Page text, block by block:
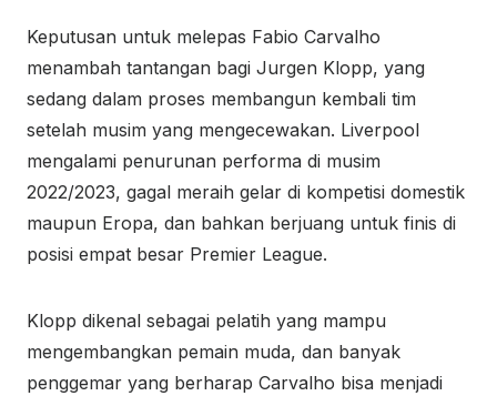
Keputusan untuk melepas Fabio Carvalho
menambah tantangan bagi Jurgen Klopp, yang
sedang dalam proses membangun kembali tim
setelah musim yang mengecewakan. Liverpool
mengalami penurunan performa di musim
2022/2023, gagal meraih gelar di kompetisi domestik
maupun Eropa, dan bahkan berjuang untuk finis di
posisi empat besar Premier League.
Klopp dikenal sebagai pelatih yang mampu
mengembangkan pemain muda, dan banyak
penggemar yang berharap Carvalho bisa menjadi